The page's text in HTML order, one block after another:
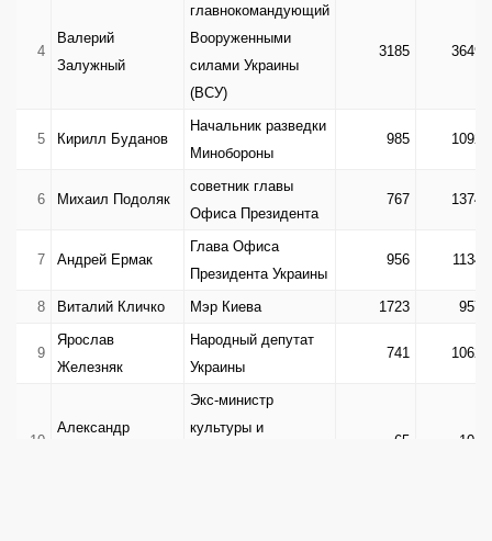
4
Валерий
Залужный
главнокомандующий
Вооруженными
силами Украины
(ВСУ)
3185 3649
5 Кирилл Буданов
Начальник разведки
Минобороны
985 1092
6 Михаил Подоляк
советник главы
Офиса Президента
767 1374
7 Андрей Ермак
Глава Офиса
Президента Украины
956 1134
8 Виталий Кличко Мэр Киева 1723 957
9
Ярослав
Железняк
Народный депутат
Украины
741 1062
10
Александр
Экс-министр
культуры и
65 104